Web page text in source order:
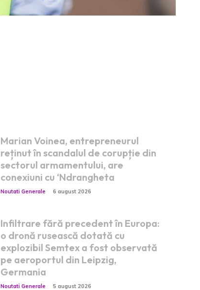
Marian Voinea, entrepreneurul
reținut în scandalul de corupție din
sectorul armamentului, are
conexiuni cu ‘Ndrangheta
Noutati Generale 6 august 2026
Infiltrare fără precedent în Europa:
o dronă rusească dotată cu
explozibil Semtex a fost observată
pe aeroportul din Leipzig,
Germania
Noutati Generale 5 august 2026